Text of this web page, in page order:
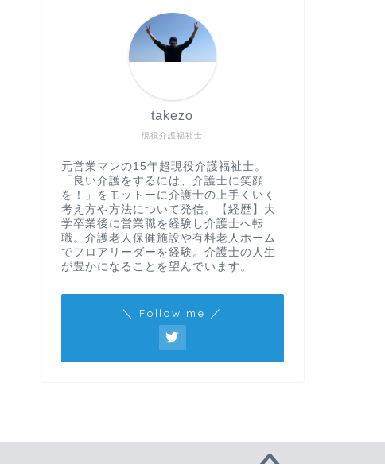
現役介護福祉士
takezo
元営業マンの15年超現役介護福祉士。
「良い介護をするには、介護士に笑顔
を！」をモットーに介護士の上手くいく
考え方や方法について発信。【経歴】大
学卒業後に営業職を経験し介護士へ転
職。介護老人保健施設や有料老人ホーム
でフロアリーダーを経験。介護士の人生
が豊かになることを望んでいます。
＼ Follow me ／